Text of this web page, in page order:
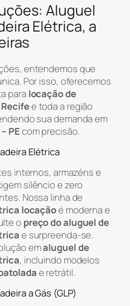
Aluguel
Elétrica, a
entendemos que
Por isso, oferecemos
para locação de
e toda a região
sua demanda em
PEcom precisão.
Elétrica
internos, armazéns e
silêncio e zero
Nossa linha de
locaçãoé moderna e
o preço do aluguel de
e surpreenda-se.
emaluguel de
, incluindo modelos
e retrátil.
a Gás (GLP)